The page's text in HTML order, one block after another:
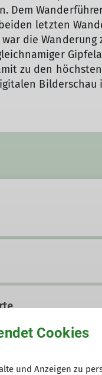
Dem
letzten
die Wanderung
zu den
Bilderschau
Cookies
und Anzeigen zu